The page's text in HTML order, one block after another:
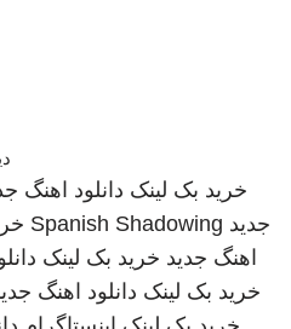
خرید بک لینک دانلود اهنگ
جدید Spanish Shadowing
اهنگ جدید خرید بک لینک
خرید بک لینک دانلود اهنگ